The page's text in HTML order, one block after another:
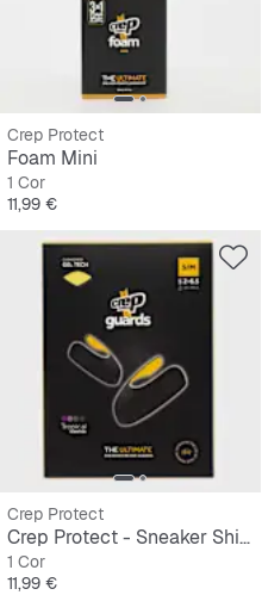
Crep Protect
Foam Mini
1 Cor
Preço
11,99 €
Crep Protect
Crep Protect - Sneaker Shields
1 Cor
Preço
11,99 €